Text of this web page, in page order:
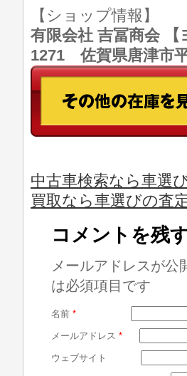
【ショップ情報】
有限会社 吉冨商会
1271 佐賀県唐津市
中古車検索なら車選
買取なら車選びの査
コメントを残
メールアドレスが公
は必須項目です
名前 *
メールアドレス *
ウェブサイト